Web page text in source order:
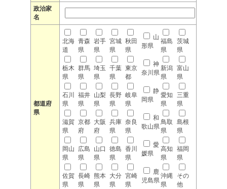
政治家
名
都道府
県
北海
道
青森
県
岩手
県
宮城
県
秋田
県
山
形県
福島
県
茨城
県
栃木
県
群馬
県
埼玉
県
千葉
県
東京
都
神
奈川県
新潟
県
富山
県
石川
県
福井
県
山梨
県
長野
県
岐阜
県
静
岡県
愛知
県
三重
県
滋賀
県
京都
府
大阪
府
兵庫
県
奈良
県
和
歌山県
鳥取
県
島根
県
岡山
県
広島
県
山口
県
徳島
県
香川
県
愛
媛県
高知
県
福岡
県
佐賀
県
長崎
県
熊本
県
大分
県
宮崎
県
鹿
児島県
沖縄
県
その
他